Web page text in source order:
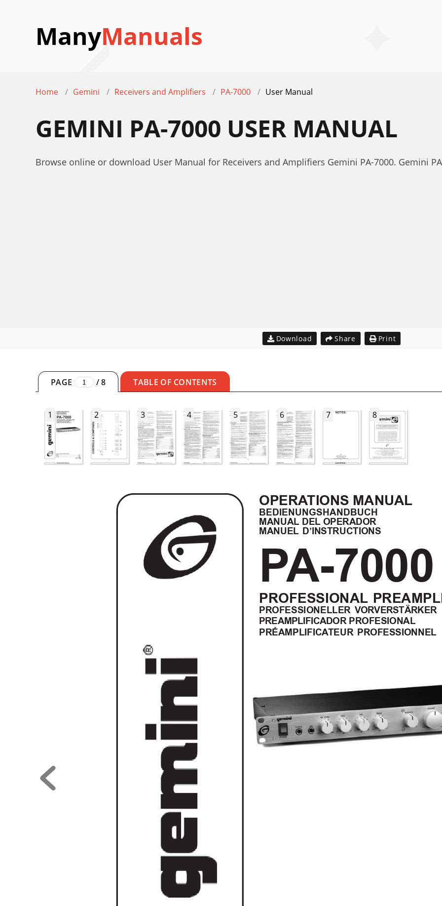
ManyManuals
Home Gemini Receivers and Amplifiers PA-7000 User Manual
GEMINI PA-7000 USER MANUAL
Browse online or download User Manual for Receivers and Amplifiers Gemini PA-7000. Gemini
Download Share Print
PAGE /8 TABLE OF CONTENTS
1 2 3 4 5 6 7 8
OPERATIONS MANUAL
BEDIENUNGSHANDBUCH
MANUAL DEL OPERADOR
MANUEL D’INSTRUCTIONS
PA-7000
PROFESSIONAL
PROFESSIONELLER VORVERSTÄRKER
PREAMPLIFICADOR PROFESIONAL
PRÉAMPLIFICATEUR PROFESSIONNEL